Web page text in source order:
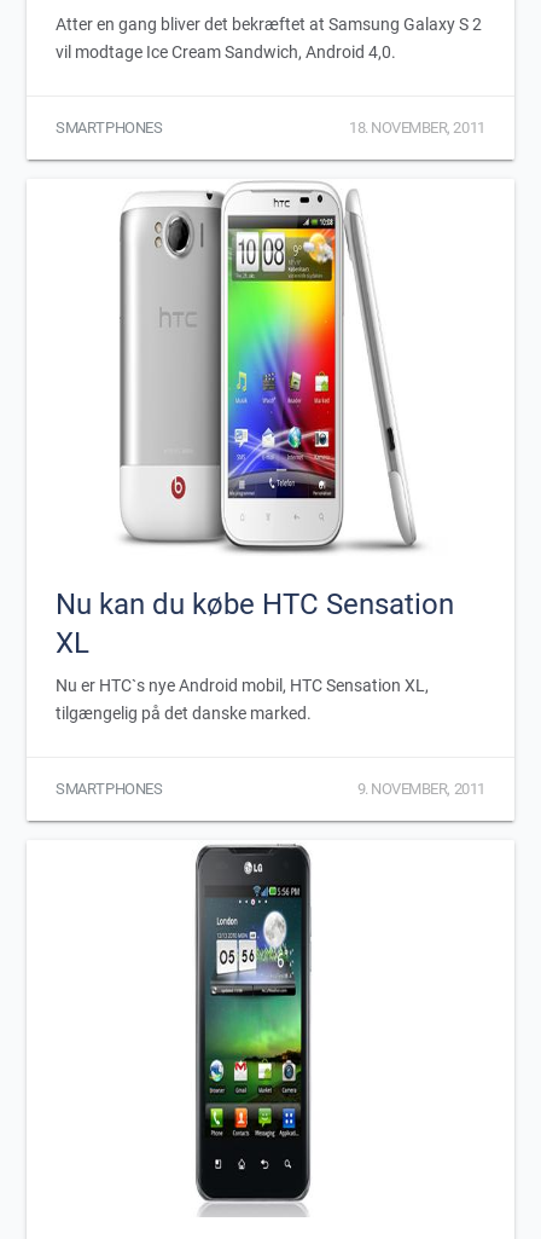
Atter en gang bliver det bekræftet at Samsung Galaxy S 2
vil modtage Ice Cream Sandwich, Android 4,0.
SMARTPHONES 18. NOVEMBER, 2011
Nu kan du købe HTC Sensation
XL
Nu er HTC`s nye Android mobil, HTC Sensation XL,
tilgængelig på det danske marked.
SMARTPHONES 9. NOVEMBER, 2011